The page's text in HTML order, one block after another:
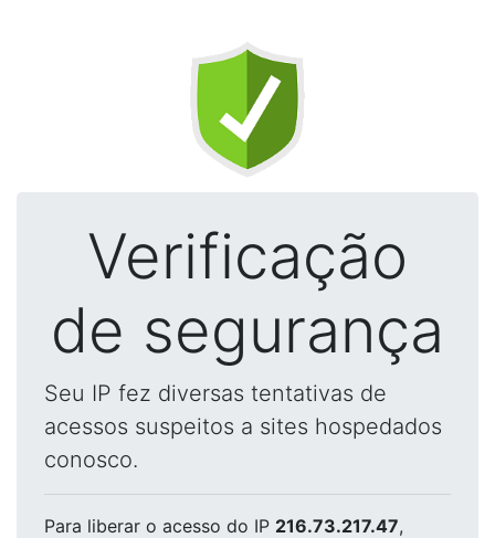
Verificação
de segurança
Seu IP fez diversas tentativas de
acessos suspeitos a sites hospedados
conosco.
Para liberar o acesso do IP 216.73.217.47,